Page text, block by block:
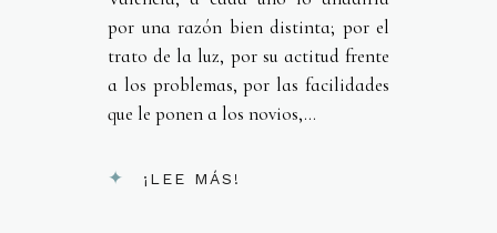
por una razón bien distinta; por el
trato de la luz, por su actitud frente
a los problemas, por las facilidades
que le ponen a los novios,...
¡LEE MÁS!